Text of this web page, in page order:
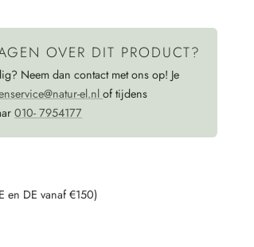
OVER DIT PRODUCT?
Neem dan contact met ons op! Je
el.nlof tijdens
010- 7954177
en DE vanaf €150)